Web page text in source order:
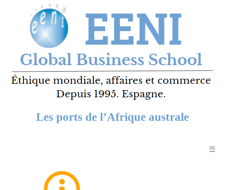
Les ports de l’Afrique australe
☰